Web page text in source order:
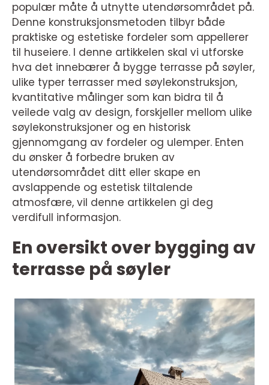
populær måte å utnytte utendørsområdet på.
Denne konstruksjonsmetoden tilbyr både
praktiske og estetiske fordeler som appellerer
til huseiere. I denne artikkelen skal vi utforske
hva det innebærer å bygge terrasse på søyler,
ulike typer terrasser med søylekonstruksjon,
kvantitative målinger som kan bidra til å
veilede valg av design, forskjeller mellom ulike
søylekonstruksjoner og en historisk
gjennomgang av fordeler og ulemper. Enten
du ønsker å forbedre bruken av
utendørsområdet ditt eller skape en
avslappende og estetisk tiltalende
atmosfære, vil denne artikkelen gi deg
verdifull informasjon.
En oversikt over bygging av
terrasse på søyler